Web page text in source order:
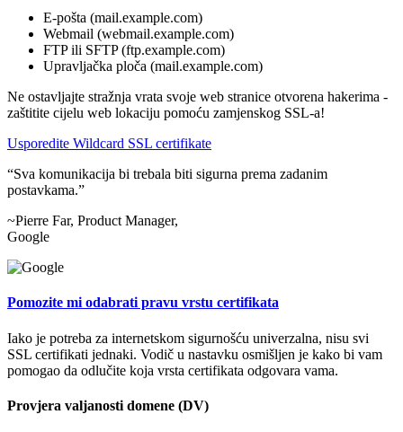
E-pošta (mail.example.com)
Webmail (webmail.example.com)
FTP ili SFTP (ftp.example.com)
Upravljačka ploča (mail.example.com)
Ne ostavljajte stražnja vrata svoje web stranice otvorena hakerima -
zaštitite cijelu web lokaciju pomoću zamjenskog SSL-a!
Usporedite Wildcard SSL certifikate
Sva komunikacija bi trebala biti sigurna prema zadanim
postavkama.
~Pierre Far, Product Manager,
Google
Pomozite mi odabrati pravu vrstu certifikata
Iako je potreba za internetskom sigurnošću univerzalna, nisu svi
SSL certifikati jednaki. Vodič u nastavku osmišljen je kako bi vam
pomogao da odlučite koja vrsta certifikata odgovara vama.
Provjera valjanosti domene (DV)